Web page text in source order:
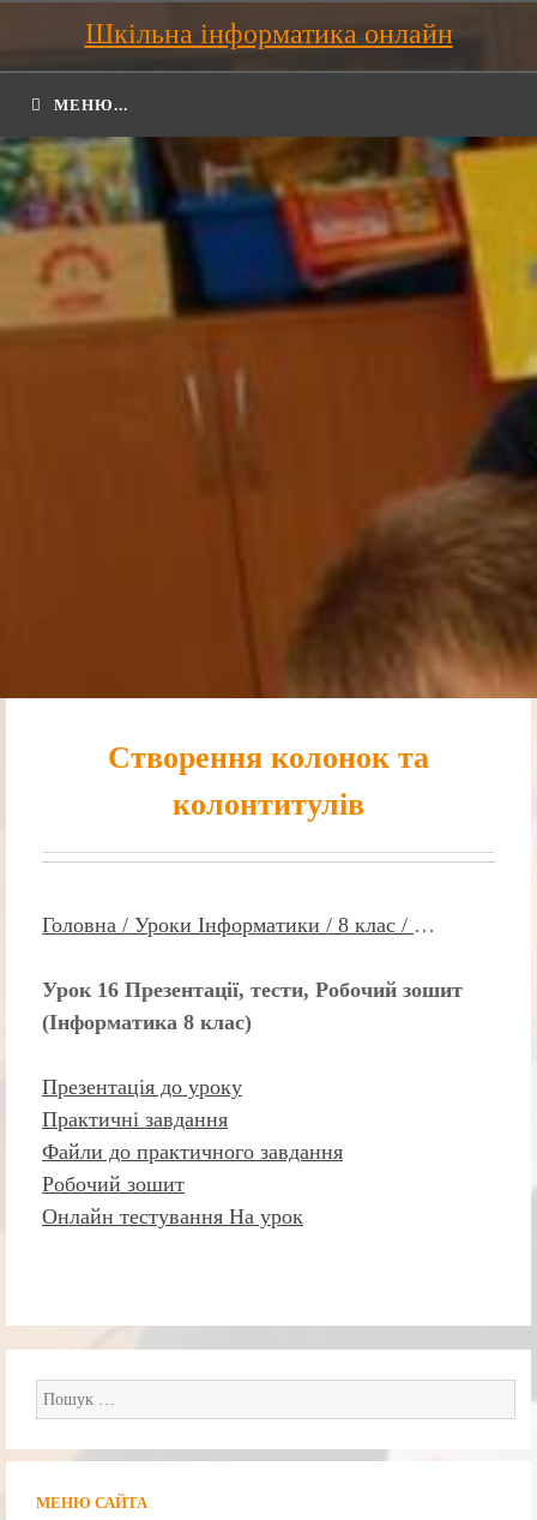
Шкільна інформатика онлайн
МЕНЮ...
Створення колонок та
колонтитулів
Головна / Уроки Інформатики / 8 клас / …
Урок 16 Презентації, тести, Робочий зошит
(Інформатика 8 клас)
Презентація до уроку
Практичні завдання
Файли до практичного завдання
Робочий зошит
Онлайн тестування На урок
Пошук:
МЕНЮ САЙТА